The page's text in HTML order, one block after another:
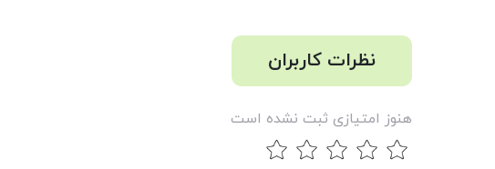
نظرات کاربران
هنوز امتیازی ثبت نشده است